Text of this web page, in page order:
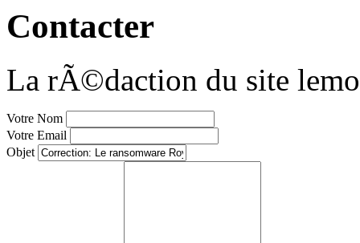
Contacter
La rÃ©daction du site
Votre Nom
Votre Email
Objet